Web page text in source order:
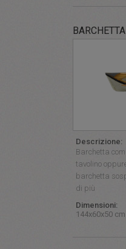
Descrizione:
Barchetta
tavolino
barchetta
di più
Dimensioni:
144x60x50 cm